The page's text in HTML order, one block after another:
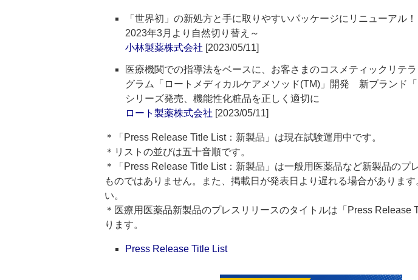
「世界初」の新処方と手に取りやすいパッケージにリニューア
2023年3月より自然切り替え～
小林製薬株式会社 [2023/05/11]
医療機関での指導法をベースに、お客さまのコスメティックリテ
グラム「ロートメディカルケアメソッド(TM)」開発 新ブランド「
シリーズ発売、機能性化粧品を正しく適切に
ロート製薬株式会社 [2023/05/11]
＊「Press Release Title List：新製品」は現在試験運用中です。
＊リストの並びは五十音順です。
＊「Press Release Title List：新製品」は一般用医薬品など新製品のプ
ものではありません。また、掲載日が発表日より遅れる場合がありま
い。
＊医療用医薬品新製品のプレスリリースのタイトルは「Press Release
ります。
Press Release Title List